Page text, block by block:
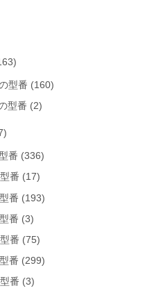
型番 (160)
型番 (2)
番 (336)
番 (17)
番 (193)
番 (3)
番 (75)
番 (299)
番 (3)